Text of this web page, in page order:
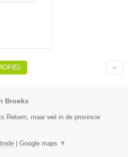
Broekx
Rekem, maar wel in de provincie
| Google maps ▼